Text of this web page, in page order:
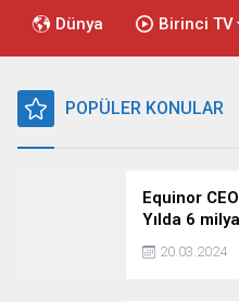
Dünya Birinci TV
POPÜLER KONULAR
Equinor
Yılda 6
harcıyoruz
20.03.2024